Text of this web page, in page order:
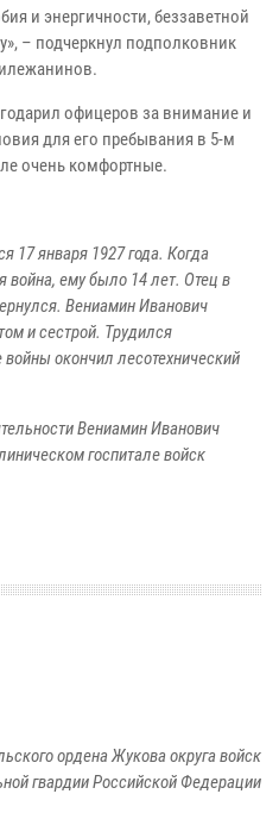
и энергичности, беззаветной
– подчеркнул подполковник
офицеров за внимание и
для его пребывания в 5-м
очень комфортные.
17 января 1927 года. Когда
война, ему было 14 лет. Отец в
Вениамин Иванович
и сестрой. Трудился
окончил лесотехнический
Вениамин Иванович
госпитале войск
ордена Жукова округа войск
гвардии Российской Федерации